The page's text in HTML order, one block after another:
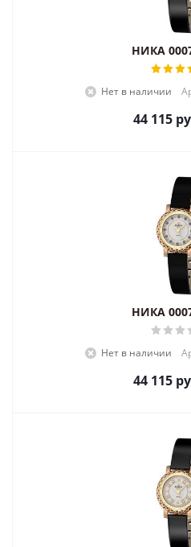
НИКА
Нет в наличии
44 115
НИКА
Нет в наличии
44 115